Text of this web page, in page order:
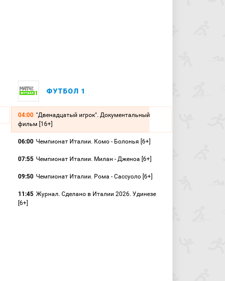
ФУТБОЛ 1
04:00 "Двенадцатый игрок". Документальный
фильм [16+]
06:00 Чемпионат Италии. Комо - Болонья [6+]
07:55 Чемпионат Италии. Милан - Дженоа [6+]
09:50 Чемпионат Италии. Рома - Сассуоло [6+]
11:45 Журнал. Сделано в Италии 2026. Удинезе
[6+]